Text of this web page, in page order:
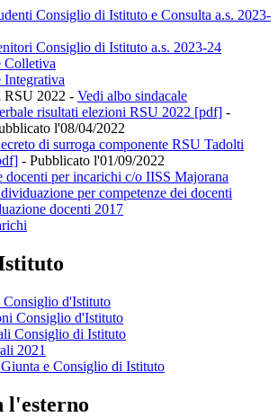
Consiglio di Istituto e Consulta a.s. 2023-
Consiglio di Istituto a.s. 2023-24
Colletiva
Integrativa
RSU 2022 - Vedi albo sindacale
risultati elezioni RSU 2022 [pdf] -
l'08/04/2022
di surroga componente RSU Tadolti
- Pubblicato l'01/09/2022
docenti per incarichi c/o IISS Majorana
per competenze dei docenti
docenti 2017
Consiglio d'Istituto
Consiglio d'Istituto
Consiglio di Istituto
2021
e Consiglio di Istituto
l'esterno